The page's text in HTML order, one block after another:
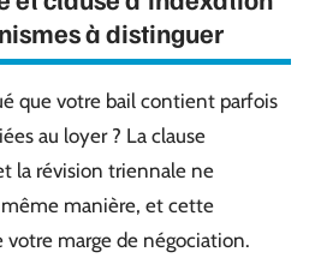
à distinguer
que votre bail contient parfois
au loyer ? La clause
la révision triennale ne
manière, et cette
marge de négociation.